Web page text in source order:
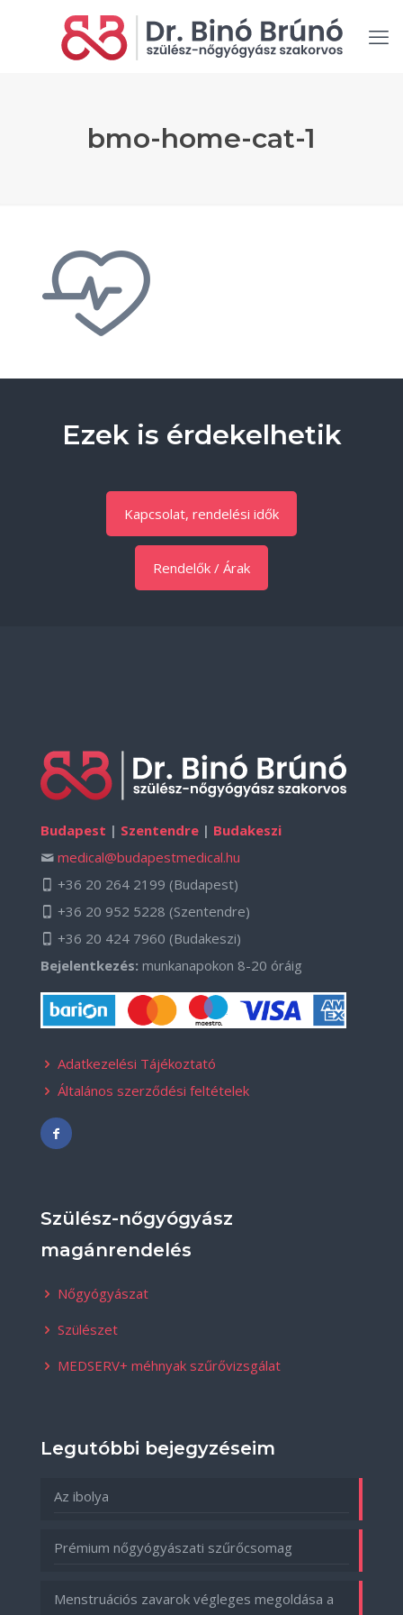
bmo-home-cat-1
Ezek is érdekelhetik
Kapcsolat, rendelési idők
Rendelők / Árak
Budapest | Szentendre | Budakeszi
medical@budapestmedical.hu
+36 20 264 2199 (Budapest)
+36 20 952 5228 (Szentendre)
+36 20 424 7960 (Budakeszi)
Bejelentkezés: munkanapokon 8-20 óráig
Adatkezelési Tájékoztató
Általános szerződési feltételek
Szülész-nőgyógyász
magánrendelés
Nőgyógyászat
Szülészet
MEDSERV+ méhnyak szűrővizsgálat
Legutóbbi bejegyzéseim
Az ibolya
Prémium nőgyógyászati szűrőcsomag
Menstruációs zavarok végleges megoldása a